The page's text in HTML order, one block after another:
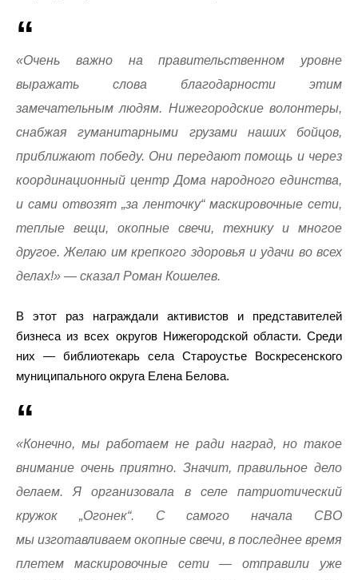
«Очень важно на правительственном уровне
выражать слова благодарности этим
замечательным людям. Нижегородские волонтеры,
снабжая гуманитарными грузами наших бойцов,
приближают победу. Они передают помощь и через
координационный центр Дома народного единства,
и сами отвозят „за ленточку“ маскировочные сети,
теплые вещи, окопные свечи, технику и многое
другое. Желаю им крепкого здоровья и удачи во всех
делах!» — сказал Роман Кошелев.
В этот раз награждали активистов и представителей
бизнеса из всех округов Нижегородской области. Среди
них — библиотекарь села Староустье Воскресенского
муниципального округа Елена Белова.
«Конечно, мы работаем не ради наград, но такое
внимание очень приятно. Значит, правильное дело
делаем. Я организовала в селе патриотический
кружок „Огонек“. С самого начала СВО
мы изготавливаем окопные свечи, в последнее время
плетем маскировочные сети — отправили уже